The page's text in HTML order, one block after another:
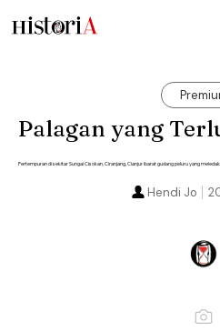
Palagan yang
Pertempuran di sekitar Sungai Cisokan, Ciranjang, Cianjur ibarat gudang peluru yang
Hendi Jo